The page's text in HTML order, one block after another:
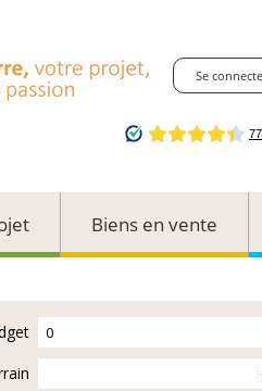
Se
Biens en vente